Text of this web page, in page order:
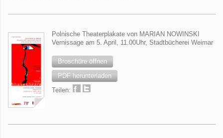
Polnische Theaterplakate von MARIAN NOWINSKI
Vernissage am 5. April, 11.00Uhr, Stadtbücherei Weimar
Broschüre öffnen
PDF herunterladen
Teilen: